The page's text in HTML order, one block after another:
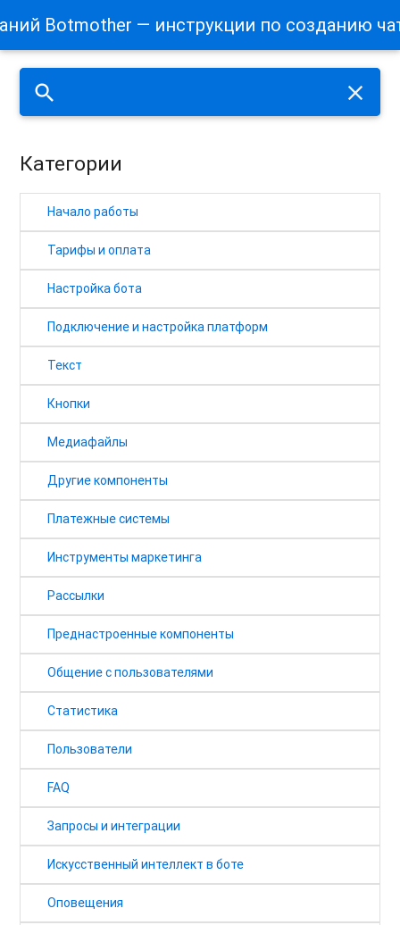
Botmother — инструкции по созданию
search close
Категории
Начало работы
Тарифы и оплата
Настройка бота
Подключение и настройка платформ
Текст
Кнопки
Медиафайлы
Другие компоненты
Платежные системы
Инструменты маркетинга
Рассылки
Преднастроенные компоненты
Общение с пользователями
Статистика
Пользователи
FAQ
Запросы и интеграции
Искусственный интеллект в боте
Оповещения